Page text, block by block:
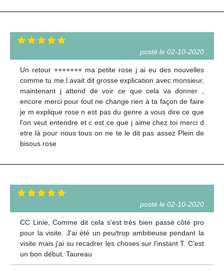
posté le 02-10-2020
Un retour +++++++ ma petite rose j ai eu des nouvelles
comme tu me.l avait dit grosse explication avec monsieur,
maintenant j attend de voir ce que cela va donner ,
encore merci pour tout ne change rien à ta façon de faire
je m explique rose n est pas du genre a vous dire ce que
l'on veut entendre et c est ce que j aime chez toi merci d
etre là pour nous tous on ne te le dit pas assez Plein de
bisous rose
posté le 02-10-2020
CC Linie, Comme dit cela s'est très bien passé côté pro
pour la visite. J'ai été un peu/trop ambitieuse pendant la
visite mais j'ai su recadrer les choses sur l'instant T. C'est
un bon début. Taureau